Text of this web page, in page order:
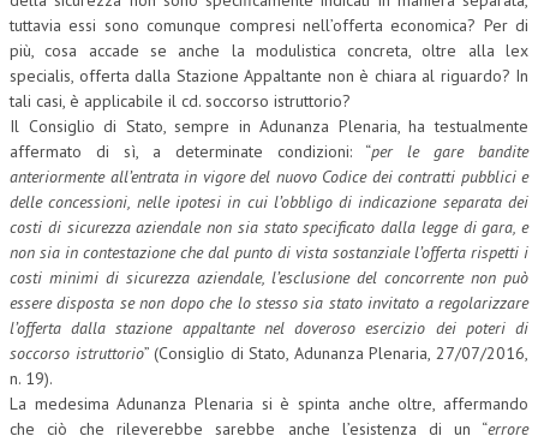
tuttavia essi sono comunque compresi nell’offerta economica? Per di
più, cosa accade se anche la modulistica concreta, oltre alla lex
specialis, offerta dalla Stazione Appaltante non è chiara al riguardo? In
tali casi, è applicabile il cd. soccorso istruttorio?
Il Consiglio di Stato, sempre in Adunanza Plenaria, ha testualmente
affermato di sì, a determinate condizioni: “per le gare bandite
anteriormente all’entrata in vigore del nuovo Codice dei contratti pubblici e
delle concessioni, nelle ipotesi in cui l’obbligo di indicazione separata dei
costi di sicurezza aziendale non sia stato specificato dalla legge di gara, e
non sia in contestazione che dal punto di vista sostanziale l’offerta rispetti i
costi minimi di sicurezza aziendale, l’esclusione del concorrente non può
essere disposta se non dopo che lo stesso sia stato invitato a regolarizzare
l’offerta dalla stazione appaltante nel doveroso esercizio dei poteri di
soccorso istruttorio” (Consiglio di Stato, Adunanza Plenaria, 27/07/2016,
n. 19).
La medesima Adunanza Plenaria si è spinta anche oltre, affermando
che ciò che rileverebbe sarebbe anche l’esistenza di un “errore